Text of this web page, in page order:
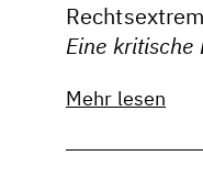
Eine kritische
Mehr lesen